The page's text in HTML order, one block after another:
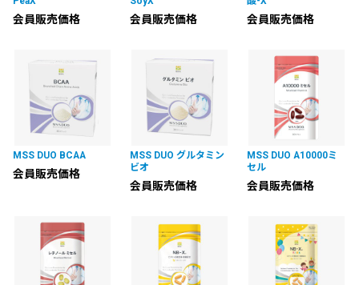
会員販売価格 会員販売価格 会員販売価格
MSS DUO BCAA
会員販売価格
MSS DUO グルタミン
ビオ
会員販売価格
MSS DUO A10000ミ
セル
会員販売価格